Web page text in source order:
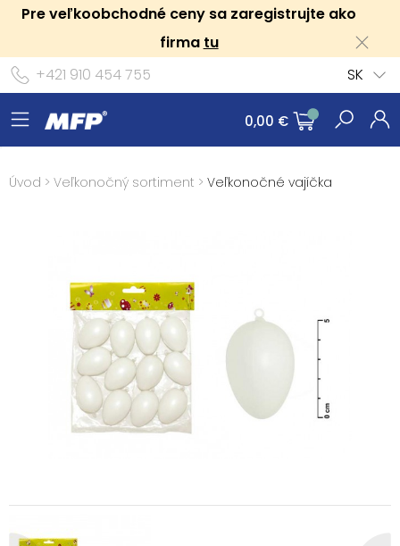
Pre veľkoobchodné ceny sa zaregistrujte ako
firma tu
+421 910 454 755
SK
0,00 €
Úvod > Veľkonočný sortiment > Veľkonočné vajíčka